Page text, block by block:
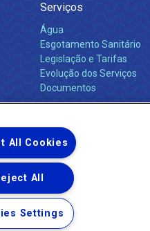
Serviços
Água
Esgotamento Sanitário
Legislação e Tarifas
Evolução dos Serviços
Documentos
All Cookies
All
Settings